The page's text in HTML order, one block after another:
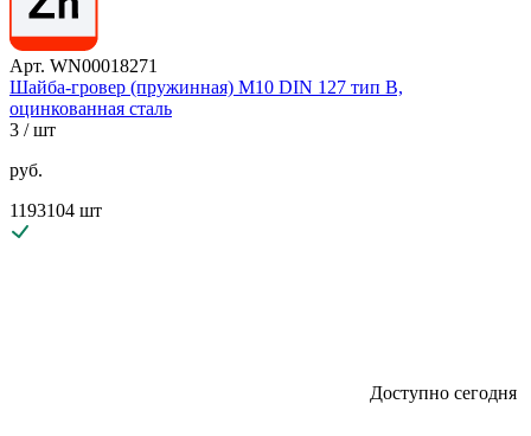
Арт. WN00018271
Шайба-гровер (пружинная) М10 DIN 127 тип B,
оцинкованная сталь
3 / шт
руб.
1193104 шт
Доступно сегодня